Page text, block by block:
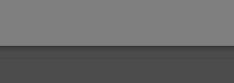
en terrazas y balcones. Está prevista la fijación de estos